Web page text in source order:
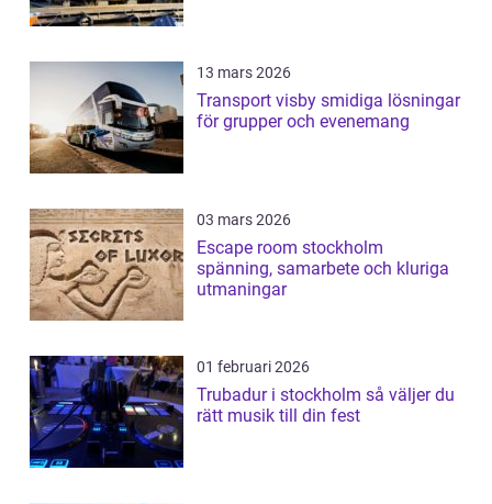
13 mars 2026
Transport visby smidiga lösningar
för grupper och evenemang
03 mars 2026
Escape room stockholm
spänning, samarbete och kluriga
utmaningar
01 februari 2026
Trubadur i stockholm så väljer du
rätt musik till din fest